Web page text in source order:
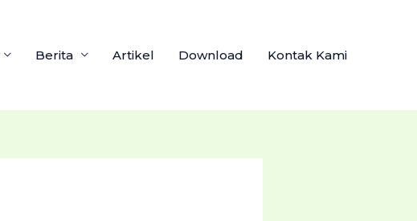
Berita Artikel Download Kontak Kami